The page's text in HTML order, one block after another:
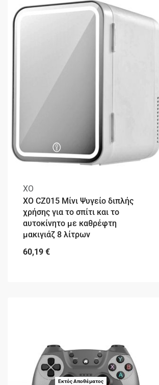
XO
XO CZ015 Μίνι Ψυγείο διπλής
χρήσης για το σπίτι και το
αυτοκίνητο με καθρέφτη
μακιγιάζ 8 λίτρων
60,19 €
Εκτός Αποθέματος